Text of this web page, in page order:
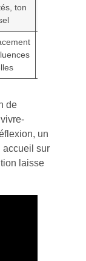
ton
de
un
accueil sur
laisse